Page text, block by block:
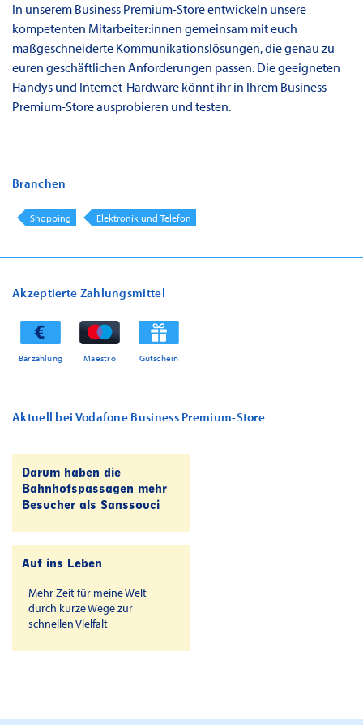
In unserem Business Premium-Store entwickeln unsere
kompetenten Mitarbeiter:innen gemeinsam mit euch
maßgeschneiderte Kommunikationslösungen, die genau zu
euren geschäftlichen Anforderungen passen. Die geeigneten
Handys und Internet-Hardware könnt ihr in Ihrem Business
Premium-Store ausprobieren und testen.
Branchen
Shopping Elektronik und Telefon
Akzeptierte Zahlungsmittel
Barzahlung Maestro Gutschein
Aktuell bei Vodafone Business Premium-Store
Darum haben die
Bahnhofspassagen mehr
Besucher als Sanssouci
Auf ins Leben
Mehr Zeit für meine Welt
durch kurze Wege zur
schnellen Vielfalt